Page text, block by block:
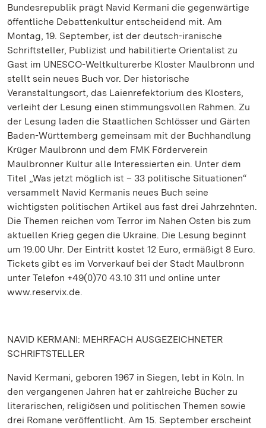
Bundesrepublik prägt Navid Kermani die gegenwärtige
öffentliche Debattenkultur entscheidend mit. Am
Montag, 19. September, ist der deutsch-iranische
Schriftsteller, Publizist und habilitierte Orientalist zu
Gast im UNESCO-Weltkulturerbe Kloster Maulbronn und
stellt sein neues Buch vor. Der historische
Veranstaltungsort, das Laienrefektorium des Klosters,
verleiht der Lesung einen stimmungsvollen Rahmen. Zu
der Lesung laden die Staatlichen Schlösser und Gärten
Baden-Württemberg gemeinsam mit der Buchhandlung
Krüger Maulbronn und dem FMK Förderverein
Maulbronner Kultur alle Interessierten ein. Unter dem
Titel „Was jetzt möglich ist – 33 politische Situationen“
versammelt Navid Kermanis neues Buch seine
wichtigsten politischen Artikel aus fast drei Jahrzehnten.
Die Themen reichen vom Terror im Nahen Osten bis zum
aktuellen Krieg gegen die Ukraine. Die Lesung beginnt
um 19.00 Uhr. Der Eintritt kostet 12 Euro, ermäßigt 8 Euro.
Tickets gibt es im Vorverkauf bei der Stadt Maulbronn
unter Telefon +49(0)70 43.10 311 und online unter
www.reservix.de.
NAVID KERMANI: MEHRFACH AUSGEZEICHNETER
SCHRIFTSTELLER
Navid Kermani, geboren 1967 in Siegen, lebt in Köln. In
den vergangenen Jahren hat er zahlreiche Bücher zu
literarischen, religiösen und politischen Themen sowie
drei Romane veröffentlicht. Am 15. September erscheint